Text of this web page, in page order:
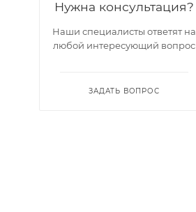
Нужна консультация?
Наши специалисты ответят на
любой интересующий вопрос
ЗАДАТЬ ВОПРОС